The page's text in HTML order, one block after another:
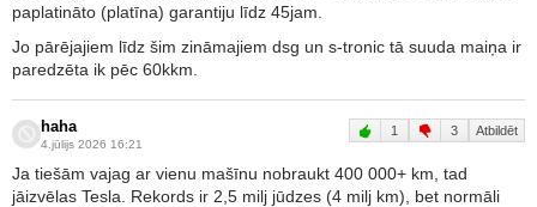
paplatināto (platīna) garantiju līdz 45jam.
Jo pārējajiem līdz šim zināmajiem dsg un s-tronic tā suuda maiņa ir
paredzēta ik pēc 60kkm.
haha
4.jūlijs 2026 16:21
1 3 Atbildēt
Ja tiešām vajag ar vienu mašīnu nobraukt 400 000+ km, tad
jāizvēlas Tesla. Rekords ir 2,5 milj jūdzes (4 milj km), bet normāli